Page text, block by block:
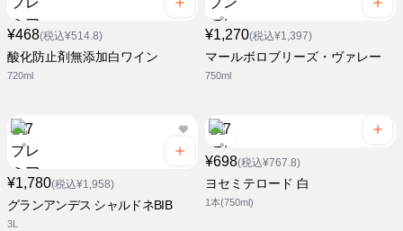
¥468(税込¥514.8)
酸化防止剤無添加白ワイン
720ml
¥1,270(税込¥1,397)
マールボロブリーズ・ヴァレー
750ml
¥1,780(税込¥1,958)
グランアンデス シャルドネBIB
3L
¥698(税込¥767.8)
ヨセミテロード 白
1本(750ml)